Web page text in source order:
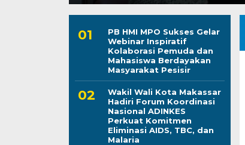
PB HMI MPO Sukses Gelar
Webinar Inspiratif
Kolaborasi Pemuda dan
Mahasiswa Berdayakan
Masyarakat Pesisir
Wakil Wali Kota Makassar
Hadiri Forum Koordinasi
Nasional ADINKES
Perkuat Komitmen
Eliminasi AIDS, TBC, dan
Malaria